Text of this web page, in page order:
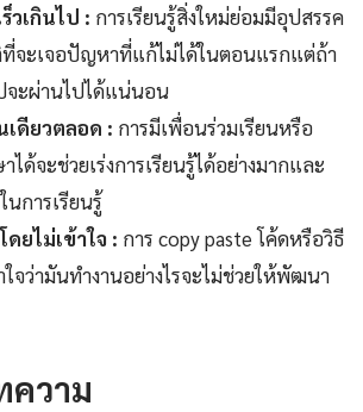
วเกินไป : การเรียนรู้สิ่งใหม่ย่อมมีอุปสรรค
ที่จะเจอปัญหาที่แก้ไม่ได้ในตอนแรกแต่ถ้า
จะผ่านไปได้แน่นอน
เดียวตลอด : การมีเพื่อนร่วมเรียนหรือ
ด้จะช่วยเร่งการเรียนรู้ได้อย่างมากและ
นการเรียนรู้
ยไม่เข้าใจ : การ copy paste โค้ดหรือวิธี
ใจว่ามันทำงานอย่างไรจะไม่ช่วยให้พัฒนา
ความ